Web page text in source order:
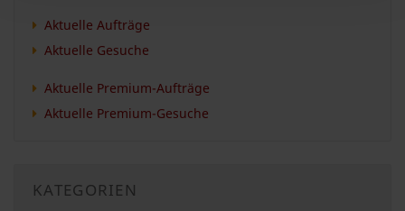
Aktuelle Aufträge
Aktuelle Gesuche
Aktuelle Premium-Aufträge
Aktuelle Premium-Gesuche
KATEGORIEN